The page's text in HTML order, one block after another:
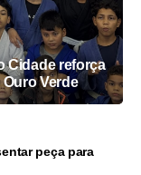
Cidade reforça
Verde
peça para